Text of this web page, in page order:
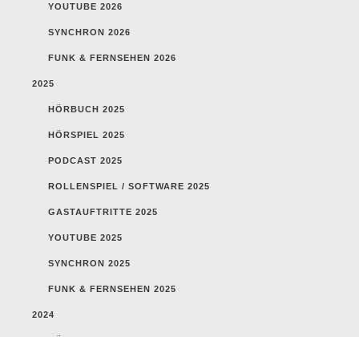
YOUTUBE 2026
SYNCHRON 2026
FUNK & FERNSEHEN 2026
2025
HÖRBUCH 2025
HÖRSPIEL 2025
PODCAST 2025
ROLLENSPIEL / SOFTWARE 2025
GASTAUFTRITTE 2025
YOUTUBE 2025
SYNCHRON 2025
FUNK & FERNSEHEN 2025
2024